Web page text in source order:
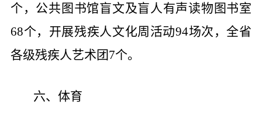
个，公共图书馆盲文及盲人有声读物图书室
68个，开展残疾人文化周活动94场次，全省
各级残疾人艺术团7个。
六、体育